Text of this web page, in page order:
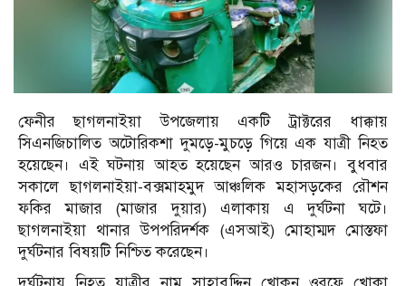
ফেনীর ছাগলনাইয়া উপজেলায় একটি ট্রাক্টরের ধাক্কায়
সিএনজিচালিত অটোরিকশা দুমড়ে-মুচড়ে গিয়ে এক যাত্রী নিহত
হয়েছেন। এই ঘটনায় আহত হয়েছেন আরও চারজন। বুধবার
সকালে ছাগলনাইয়া-বক্সমাহমুদ আঞ্চলিক মহাসড়কের রৌশন
ফকির মাজার (মাজার দুয়ার) এলাকায় এ দুর্ঘটনা ঘটে।
ছাগলনাইয়া থানার উপপরিদর্শক (এসআই) মোহাম্মদ মোস্তফা
দুর্ঘটনার বিষয়টি নিশ্চিত করেছেন।